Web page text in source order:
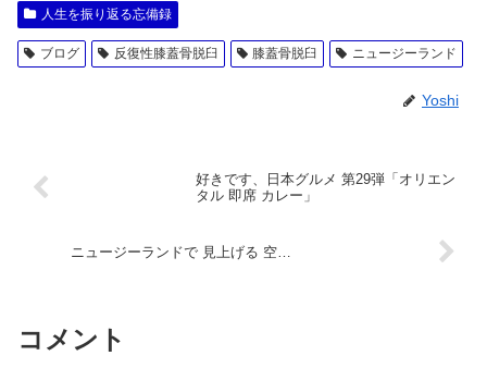
人生を振り返る忘備録
ブログ 反復性膝蓋骨脱臼 膝蓋骨脱臼 ニュージーランド
Yoshi
好きです、日本グルメ 第29弾「オリエン
タル 即席 カレー」
ニュージーランドで 見上げる 空…
コメント